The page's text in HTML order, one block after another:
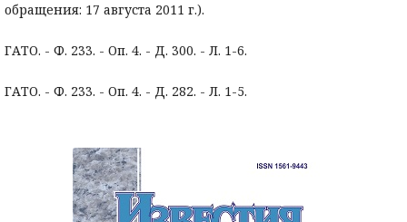
обращения: 17 августа 2011 г.).
ГАТО. - Ф. 233. - Оп. 4. - Д. 300. - Л. 1-6.
ГАТО. - Ф. 233. - Оп. 4. - Д. 282. - Л. 1-5.